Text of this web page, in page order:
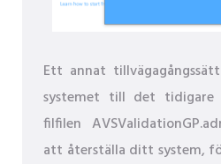
Ett annat
systemet till det tidigare
filfilen
att återställa ditt system,